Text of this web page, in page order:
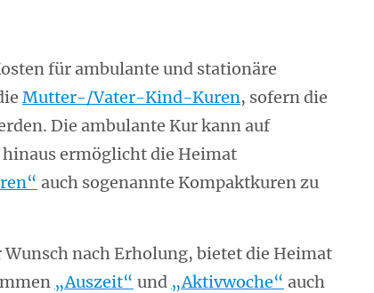
für ambulante und stationäre
Mutter-/Vater-Kind-Kuren, sofern die
Die ambulante Kur kann auf
ermöglicht die Heimat
auch sogenannte Kompaktkuren zu
nach Erholung, bietet die Heimat
„Auszeit“ und „Aktivwoche“ auch